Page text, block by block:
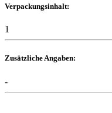
Verpackungsinhalt:
1
Zusätzliche Angaben:
-